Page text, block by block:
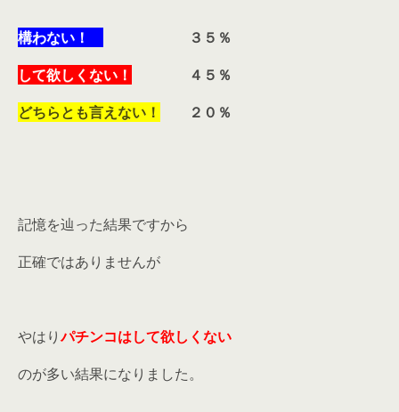
構わない！
３５％
して欲しくない！
４５％
どちらとも言えない！
２０％
記憶を辿った結果ですから
正確ではありませんが
やはりパチンコはして欲しくない
のが多い結果になりました。